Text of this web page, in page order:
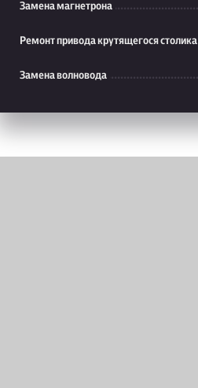
Замена магнетрона
Ремонт привода крутящегося столика
Замена волновода